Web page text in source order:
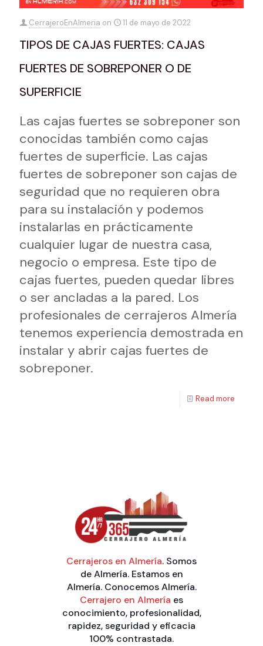
CerrajeroEnAlmeria on 11 de mayo de 2022
TIPOS DE CAJAS FUERTES: CAJAS
FUERTES DE SOBREPONER O DE
SUPERFICIE
Las cajas fuertes se sobreponer son
conocidas también como cajas
fuertes de superficie. Las cajas
fuertes de sobreponer son cajas de
seguridad que no requieren obra
para su instalación y podemos
instalarlas en prácticamente
cualquier lugar de nuestra casa,
negocio o empresa. Este tipo de
cajas fuertes, pueden quedar libres
o ser ancladas a la pared. Los
profesionales de cerrajeros Almería
tenemos experiencia demostrada en
instalar y abrir cajas fuertes de
sobreponer.
Read more
Cerrajeros en Almería. Somos
de Almería. Estamos en
Almería. Conocemos Almería.
Cerrajero en Almería es
conocimiento, profesionalidad,
rapidez, seguridad y eficacia
100% contrastada.